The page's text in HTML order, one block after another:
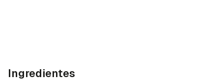
Ingredientes